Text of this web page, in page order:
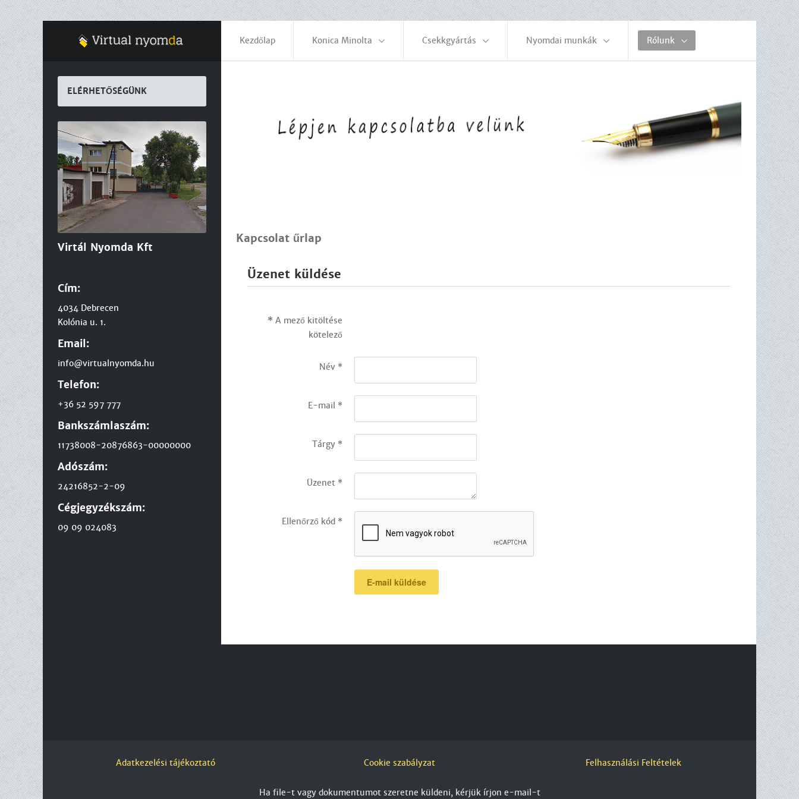
Kezdőlap Konica Minolta Csekkgyártás Nyomdai munkák Rólunk
Kapcsolat űrlap
Üzenet küldése
* A mező kitöltése
kötelező
Név *
E-mail *
Tárgy *
Üzenet *
Ellenőrző kód *
E-mail küldése
ELÉRHETŐSÉGÜNK
Virtál Nyomda Kft
Cím:
4034 Debrecen
Kolónia u. 1.
Email:
info@virtualnyomda.hu
Telefon:
+36 52 597 777
Bankszámlaszám:
11738008-20876863-00000000
Adószám:
24216852-2-09
Cégjegyzékszám:
09 09 024083
Adatkezelési tájékoztató Cookie szabályzat Felhasználási Feltételek
Ha file-t vagy dokumentumot szeretne küldeni, kérjük írjon e-mail-t